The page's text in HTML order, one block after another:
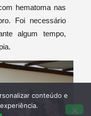
hematoma nas
Foi necessário
algum tempo,
conteúdo e